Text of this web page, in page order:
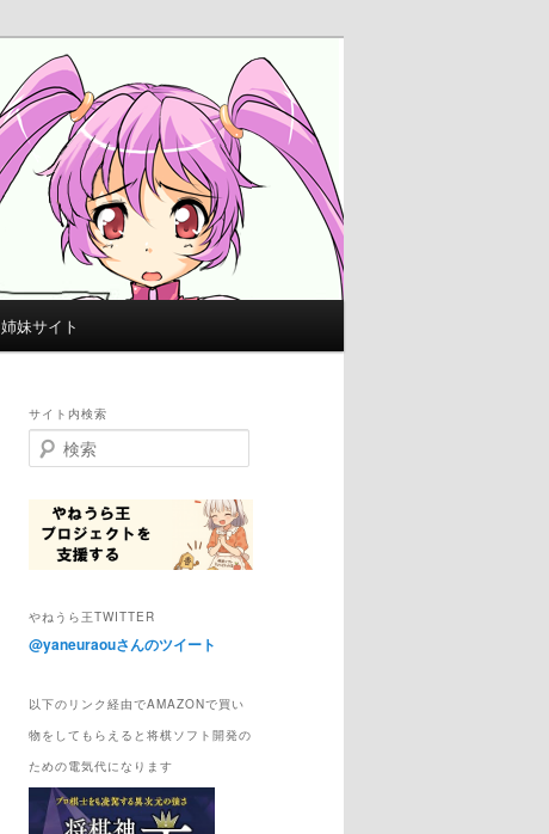
姉妹サイト
サイト内検索
検
索
やねうら王TWITTER
@yaneuraouさんのツイート
以下のリンク経由でAMAZONで買い
物をしてもらえると将棋ソフト開発の
ための電気代になります